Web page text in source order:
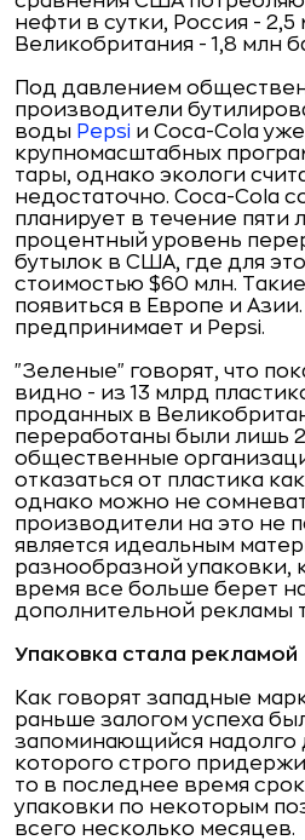
нефти в сутки, Россия - 2,5
Великобритания - 1,8 млн
Под давлением
производители
воды Pepsi и Coca-Cola
крупномасштабных
тары, однако экологи
недостаточно. Coca-Cola
планирует в течение пяти
процентный уровень
бутылок в США, где для
стоимостью $60 млн.
появиться в Европе и
предпринимает и Pepsi.
"Зеленые" говорят, что
видно - из 13 млрд
проданных в
переработаны были лишь
общественные
отказаться от пластика
однако можно не
производители на это не
является идеальным
разнообразной упаковки,
время все больше берет
дополнительной рекламы
Упаковка стала рекламой
Как говорят западные
раньше залогом успеха
запоминающийся надолго
которого строго
то в последнее время
упаковки по некоторым
всего несколько месяцев.